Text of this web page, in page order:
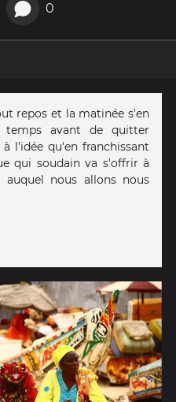
0
repos et la matinée s'en
temps avant de quitter
l'idée qu'en franchissant
qui soudain va s'offrir à
nous allons nous